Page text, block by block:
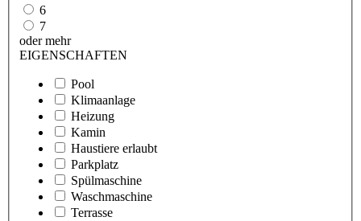
6
7
oder mehr
EIGENSCHAFTEN
Pool
Klimaanlage
Heizung
Kamin
Haustiere erlaubt
Parkplatz
Spülmaschine
Waschmaschine
Terrasse